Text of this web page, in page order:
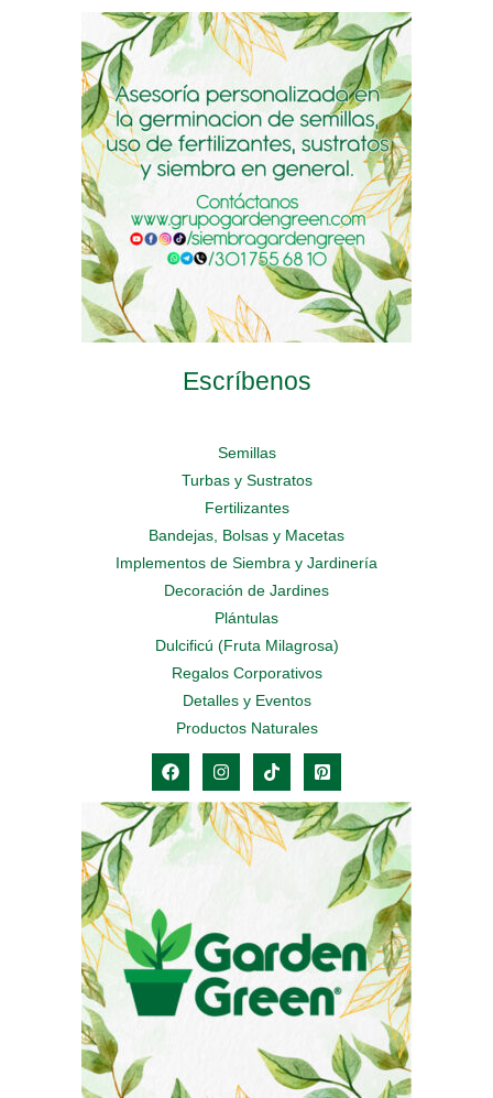
options
may
be
chosen
on
the
product
page
options
may
chosen
on
the
product
page
options
may
be
chosen
on
the
product
page
Escríbenos
Semillas
Turbas y Sustratos
Fertilizantes
Bandejas, Bolsas y Macetas
Implementos de Siembra y Jardinería
Decoración de Jardines
Plántulas
Dulcificú (Fruta Milagrosa)
Regalos Corporativos
Detalles y Eventos
Productos Naturales